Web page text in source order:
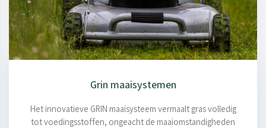
Grin maaisystemen
Het innovatieve GRIN maaisysteem vermaalt gras volledig
tot voedingsstoffen, ongeacht de maaiomstandigheden